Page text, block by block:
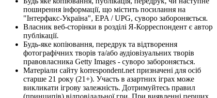
поширення інформації, що містить посилання на
"Інтерфакс-Україна", EPA / UPG, суворо забороняється.
Власник веб-сторінки в розділі Я-Корреспондент є автор
публікації.
Будь-яке копіювання, передрук та відтворення
фотографічних творів та/або аудіовізуальних творів
правовласника Getty Images - суворо забороняється.
Матеріали сайту korrespondent.net призначені для осіб
старше 21 року (21+). Участь в азартних іграх може
викликати ігрову залежність. Дотримуйтесь правил
(принципів) відповідальної гри. При виявленні перших